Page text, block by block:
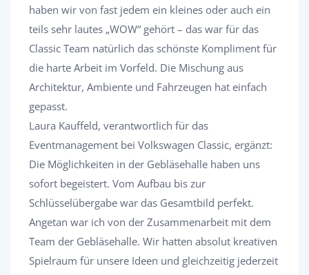
haben wir von fast jedem ein kleines oder auch ein
teils sehr lautes „WOW“ gehört – das war für das
Classic Team natürlich das schönste Kompliment für
die harte Arbeit im Vorfeld. Die Mischung aus
Architektur, Ambiente und Fahrzeugen hat einfach
gepasst.
Laura Kauffeld, verantwortlich für das
Eventmanagement bei Volkswagen Classic, ergänzt:
Die Möglichkeiten in der Gebläsehalle haben uns
sofort begeistert. Vom Aufbau bis zur
Schlüsselübergabe war das Gesamtbild perfekt.
Angetan war ich von der Zusammenarbeit mit dem
Team der Gebläsehalle. Wir hatten absolut kreativen
Spielraum für unsere Ideen und gleichzeitig jederzeit